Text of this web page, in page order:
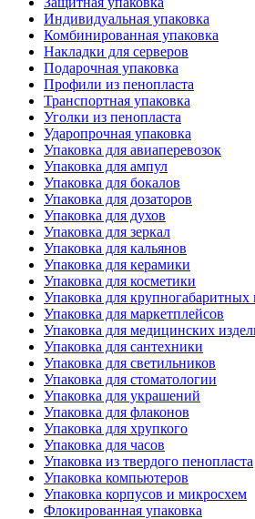
Индивидуальная упаковка
Комбинированная упаковка
Накладки для серверов
Подарочная упаковка
Профили из пенопласта
Транспортная упаковка
Уголки из пенопласта
Ударопрочная упаковка
Упаковка для авиаперевозок
Упаковка для ампул
Упаковка для бокалов
Упаковка для дозаторов
Упаковка для духов
Упаковка для зеркал
Упаковка для кальянов
Упаковка для керамики
Упаковка для косметики
Упаковка для крупногабаритных
Упаковка для маркетплейсов
Упаковка для медицинских
Упаковка для сантехники
Упаковка для светильников
Упаковка для стоматологии
Упаковка для украшений
Упаковка для флаконов
Упаковка для хрупкого
Упаковка для часов
Упаковка из твердого пенопласта
Упаковка компьютеров
Упаковка корпусов и микросхем
Флокированная упаковка